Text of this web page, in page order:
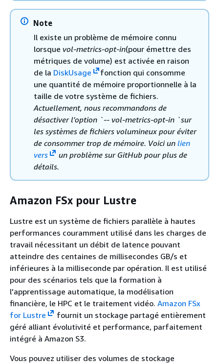
Note
Il existe un problème de mémoire connu
lorsque vol-metrics-opt-in(pour émettre des
métriques de volume) est activée en raison
de la DiskUsage
fonction qui consomme
une quantité de mémoire proportionnelle à la
taille de votre système de fichiers.
Actuellement, nous recommandons de
désactiver l'option `-- vol-metrics-opt-in `sur
les systèmes de fichiers volumineux pour éviter
de consommer trop de mémoire. Voici un lien
vers
un problème sur GitHub pour plus de
détails.
Amazon FSx pour Lustre
Lustre est un système de fichiers parallèle à hautes
performances couramment utilisé dans les charges de
travail nécessitant un débit de latence pouvant
atteindre des centaines de millisecondes GB/s et
inférieures à la milliseconde par opération. Il est utilisé
pour des scénarios tels que la formation à
l'apprentissage automatique, la modélisation
financière, le HPC et le traitement vidéo. Amazon FSx
for Lustre
fournit un stockage partagé entièrement
géré alliant évolutivité et performance, parfaitement
intégré à Amazon S3.
Vous pouvez utiliser des volumes de stockage